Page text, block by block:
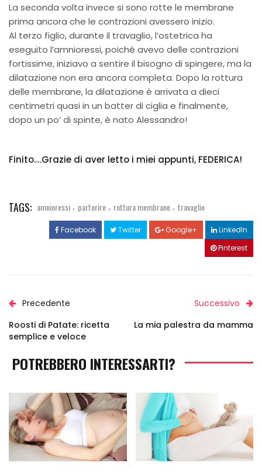
La seconda volta invece si sono rotte le membrane
prima ancora che le contrazioni avessero inizio.
Al terzo figlio, durante il travaglio, l’ostetrica ha
eseguito l’amnioressi, poiché avevo delle contrazioni
fortissime, iniziavo a sentire il bisogno di spingere, ma la
dilatazione non era ancora completa. Dopo la rottura
delle membrane, la dilatazione è arrivata a dieci
centimetri quasi in un batter di ciglia e finalmente,
dopo un po’ di spinte, è nato Alessandro!
Finito….Grazie di aver letto i miei appunti, FEDERICA!
TAGS: amnioressi , partorire , rottura membrane , travaglio
Facebook Twitter Google+
LinkedIn
Pinterest
Precedente
Roosti di Patate: ricetta
semplice e veloce
Successivo
La mia palestra da mamma
POTREBBERO INTERESSARTI?